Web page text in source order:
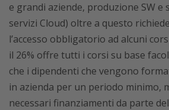
e grandi aziende, produzione SW e
servizi Cloud) oltre a questo
l’accesso obbligatorio ad alcuni
il 26% offre tutti i corsi su base
che i dipendenti che vengono
in azienda per un periodo minimo,
necessari finanziamenti da parte